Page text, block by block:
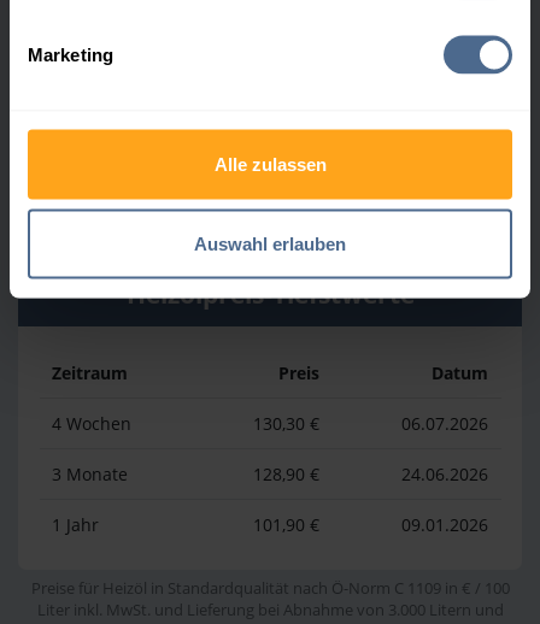
Marketing
Alle zulassen
Auswahl erlauben
Datum
Heizölpreis-Tiefstwerte
Zeitraum Preis Datum
4 Wochen 130,30 € 06.07.2026
3 Monate 128,90 € 24.06.2026
1 Jahr 101,90 € 09.01.2026
Preise für Heizöl in Standardqualität nach Ö-Norm C 1109 in € / 100
Liter inkl. MwSt. und Lieferung bei Abnahme von 3.000 Litern und